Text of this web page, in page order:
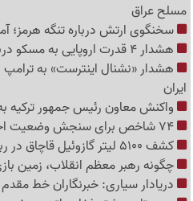
مسلح عراق
سخنگوی ارتش درباره تنگه هرمز؛
هشدار 4 قدرت اروپایی به مسکو درباره اوستیای جنوبی
هشدار «نشنال اینترست» به ترامپ
ایران
واکنش معاون رئیس جمهور ترکیه
کشف 5100 لیتر گازوئیل قاچاق در رباط کریم
چگونه رهبر معظم انقلاب، زمین
دریادار سیاری: خبرنگاران خط